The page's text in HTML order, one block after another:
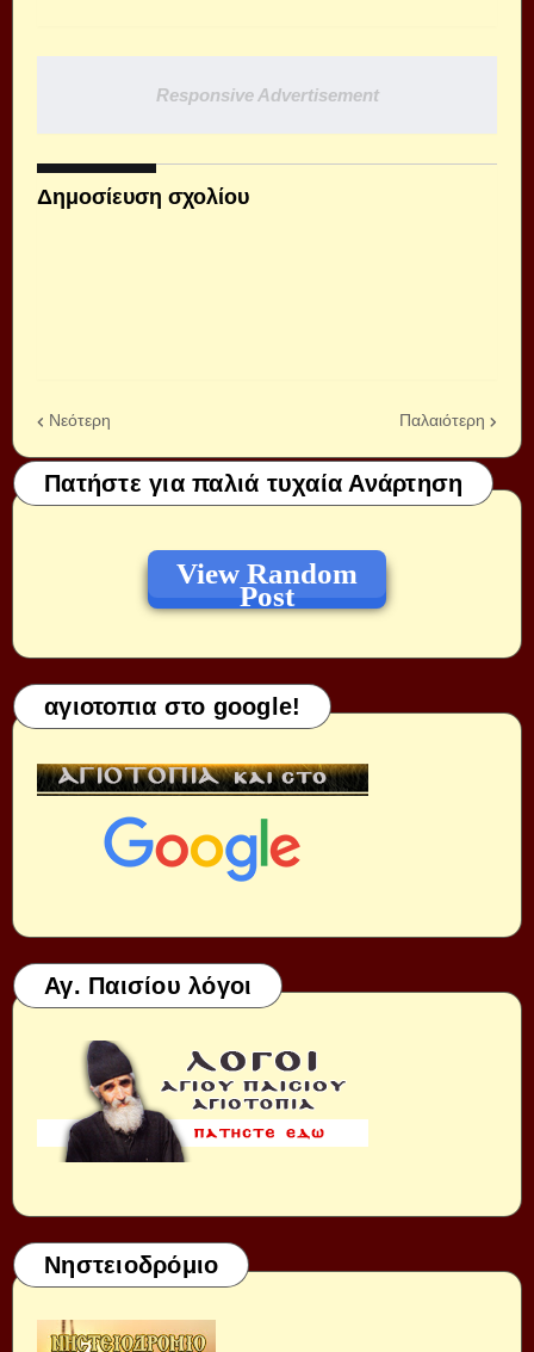
Responsive Advertisement
Δημοσίευση σχολίου
Νεότερη Παλαιότερη
Πατήστε για παλιά τυχαία Ανάρτηση
View Random
Post
αγιοτοπια στο google!
Αγ. Παισίου λόγοι
Νηστειοδρόμιο